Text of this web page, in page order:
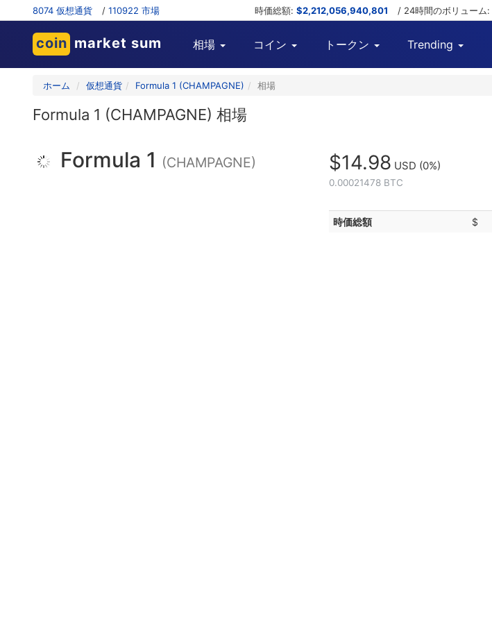
8074 仮想通貨 / 110922 市場 時価総額: $2,212,056,940,801 / 24時間のボリューム:
coin market sum 相場 コイン トークン Trending
ホーム 仮想通貨 Formula 1 (CHAMPAGNE) 相場
Formula 1 (CHAMPAGNE) 相場
Formula 1 (CHAMPAGNE) $14.98 USD (0%)
0.00021478 BTC
時価総額 $